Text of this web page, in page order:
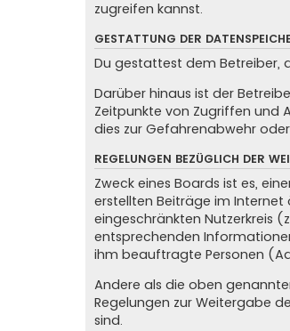
zugreifen kannst.
GESTATTUNG DER
Du gestattest dem Betreiber,
Darüber hinaus ist der
Zeitpunkte von Zugriffen und
dies zur Gefahrenabwehr
REGELUNGEN BEZÜGLICH DER
Zweck eines Boards ist es,
erstellten Beiträge im Internet
eingeschränkten Nutzerkreis
entsprechenden
ihm beauftragte Personen
Andere als die oben
Regelungen zur Weitergabe
sind.